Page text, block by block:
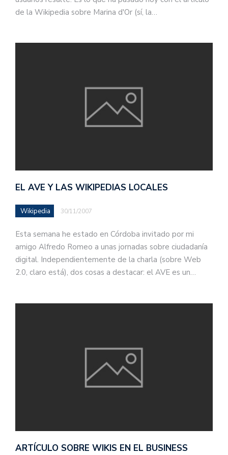
de la Wikipedia sobre Marina d'Or (sí, la…
EL AVE Y LAS WIKIPEDIAS LOCALES
Wikipedia 30/11/2007
Esta semana he estado en Córdoba invitado por mi
amigo Alfredo Romeo a unas jornadas sobre ciudadanía
digital. Independientemente de la charla (sobre Web
2.0, claro está), dos cosas a destacar: el AVE es un…
ARTÍCULO SOBRE WIKIS EN EL BUSINESS